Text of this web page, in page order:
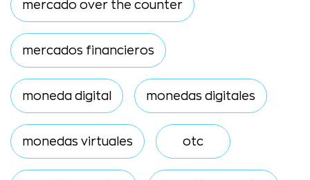
mercado over the counter
mercados financieros
moneda digital monedas digitales
monedas virtuales otc